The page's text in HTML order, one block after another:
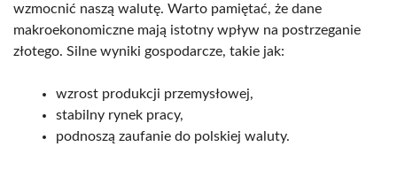
wzmocnić naszą walutę. Warto pamiętać, że dane
makroekonomiczne mają istotny wpływ na postrzeganie
złotego. Silne wyniki gospodarcze, takie jak:
wzrost produkcji przemysłowej,
stabilny rynek pracy,
podnoszą zaufanie do polskiej waluty.